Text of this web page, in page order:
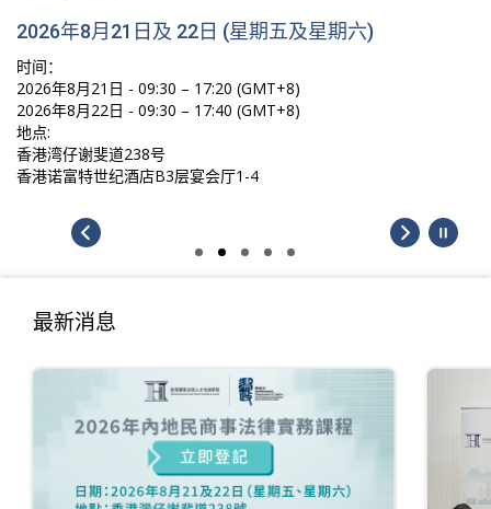
2026年8月21日及 22日 (星期五及星期六)
时间：
2026年8月21日 - 09:30 – 17:20 (GMT+8)
2026年8月22日 - 09:30 – 17:40 (GMT+8)
地点:
香港湾仔谢斐道238号
香港诺富特世纪酒店B3层宴会厅1-4
最新消息